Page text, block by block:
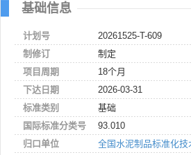
基础信息
计划号
20261525-T-609
制修订
制定
项目周期
18个月
下达日期
2026-03-31
标准类别
基础
国际标准分类号
93.010
归口单位
全国水泥制品标准化技